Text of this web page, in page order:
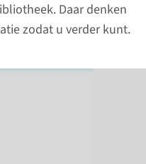
Daar denken
zodat u verder kunt.